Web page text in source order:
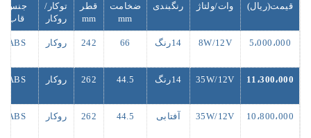
قیمت(ریال) وات/ولتاژ رنگبندی
ضخامت
mm
قطر
mm
توکار/
روکار
جنس
قاب
5،000،000 8W/12V 14رنگ 66
242 روکار ABS
11،300،000 35W/12V 14رنگ 44.5
262 روکار ABS
10،800،000 35W/12V آفتابی 44.5
262 روکار ABS